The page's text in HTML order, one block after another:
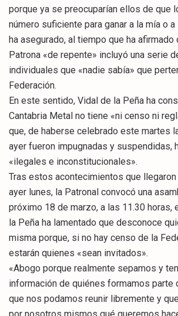
porque ya se preocuparían ellos de que
número suficiente para ganar a la mía o
ha asegurado, al tiempo que ha afirmado
Patrona «de repente» incluyó una serie
individuales que «nadie sabía» que
Federación.
En este sentido, Vidal de la Peña ha
Cantabria Metal no tiene «ni censo ni
que, de haberse celebrado este martes
ayer fueron impugnadas y suspendidas,
«ilegales e inconstitucionales».
Tras estos acontecimientos que
ayer lunes, la Patronal convocó una
próximo 18 de marzo, a las 11.30 horas,
la Peña ha lamentado que desconoce
misma porque, si no hay censo de la
estarán quienes «sean invitados».
«Abogo porque realmente sepamos y
información de quiénes formamos parte
que nos podamos reunir libremente y